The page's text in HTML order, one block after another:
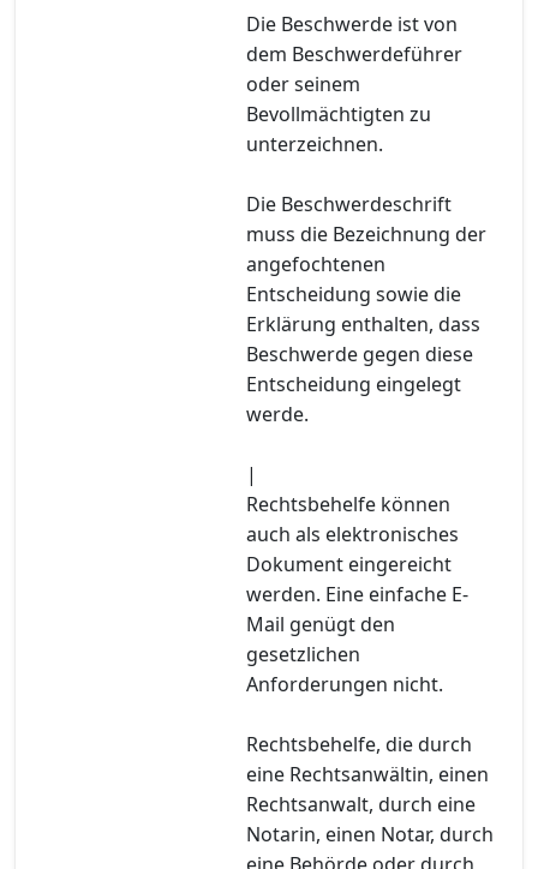
Die Beschwerde ist von
dem Beschwerdeführer
oder seinem
Bevollmächtigten zu
unterzeichnen.
Die Beschwerdeschrift
muss die Bezeichnung der
angefochtenen
Entscheidung sowie die
Erklärung enthalten, dass
Beschwerde gegen diese
Entscheidung eingelegt
werde.
|
Rechtsbehelfe können
auch als elektronisches
Dokument eingereicht
werden. Eine einfache E-
Mail genügt den
gesetzlichen
Anforderungen nicht.
Rechtsbehelfe, die durch
eine Rechtsanwältin, einen
Rechtsanwalt, durch eine
Notarin, einen Notar, durch
eine Behörde oder durch